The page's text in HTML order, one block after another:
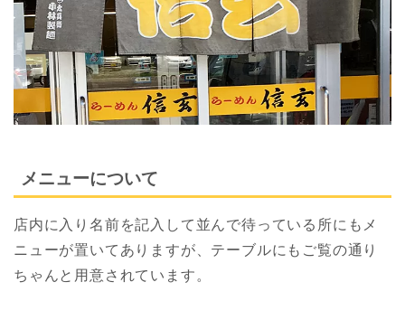
メニューについて
店内に入り名前を記入して並んで待っている所にもメ
ニューが置いてありますが、テーブルにもご覧の通り
ちゃんと用意されています。